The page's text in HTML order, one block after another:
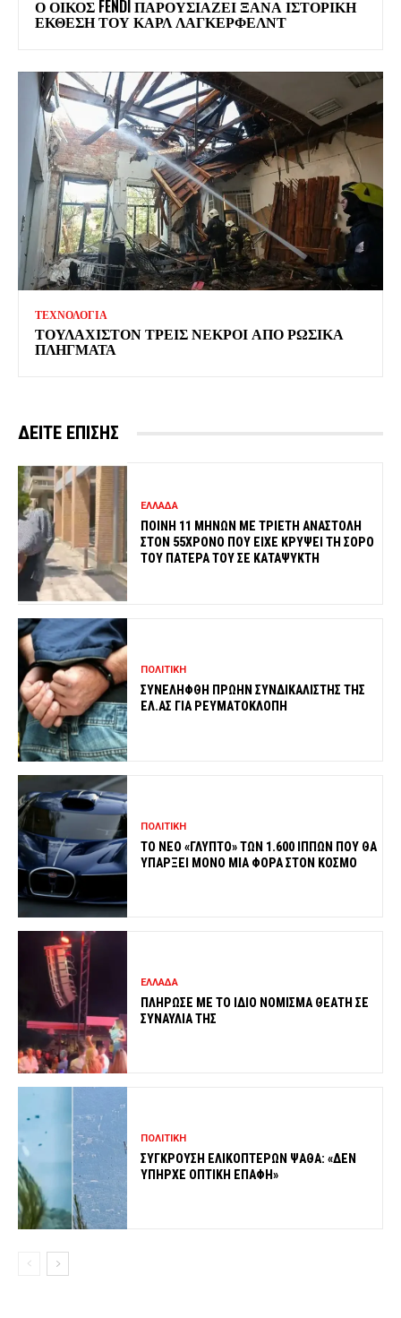
Ο ΟΙΚΟΣ FENDI ΠΑΡΟΥΣΙΑΖΕΙ ΞΑΝΑ ΙΣΤΟΡΙΚΗ
ΕΚΘΕΣΗ ΤΟΥ ΚΑΡΛ ΛΑΓΚΕΡΦΕΛΝΤ
ΤΕΧΝΟΛΟΓΙΑ
ΤΟΥΛΑΧΙΣΤΟΝ ΤΡΕΙΣ ΝΕΚΡΟΙ ΑΠΟ ΡΩΣΙΚΑ
ΠΛΗΓΜΑΤΑ
ΔΕΙΤΕ ΕΠΙΣΗΣ
ΕΛΛΑΔΑ
ΠΟΙΝΗ 11 ΜΗΝΩΝ ΜΕ ΤΡΙΕΤΗ ΑΝΑΣΤΟΛΗ
ΣΤΟΝ 55ΧΡΟΝΟ ΠΟΥ ΕΙΧΕ ΚΡΥΨΕΙ ΤΗ ΣΟΡΟ
ΤΟΥ ΠΑΤΕΡΑ ΤΟΥ ΣΕ ΚΑΤΑΨΥΚΤΗ
ΠΟΛΙΤΙΚΗ
ΣΥΝΕΛΗΦΘΗ ΠΡΩΗΝ ΣΥΝΔΙΚΑΛΙΣΤΗΣ ΤΗΣ
ΕΛ.ΑΣ ΓΙΑ ΡΕΥΜΑΤΟΚΛΟΠΗ
ΠΟΛΙΤΙΚΗ
ΤΟ ΝΕΟ «ΓΛΥΠΤΟ» ΤΩΝ 1.600 ΙΠΠΩΝ ΠΟΥ ΘΑ
ΥΠΑΡΞΕΙ ΜΟΝΟ ΜΙΑ ΦΟΡΑ ΣΤΟΝ ΚΟΣΜΟ
ΕΛΛΑΔΑ
ΠΛΗΡΩΣΕ ΜΕ ΤΟ ΙΔΙΟ ΝΟΜΙΣΜΑ ΘΕΑΤΗ ΣΕ
ΣΥΝΑΥΛΙΑ ΤΗΣ
ΠΟΛΙΤΙΚΗ
ΣΥΓΚΡΟΥΣΗ ΕΛΙΚΟΠΤΕΡΩΝ ΨΑΘΑ: «ΔΕΝ
ΥΠΗΡΧΕ ΟΠΤΙΚΗ ΕΠΑΦΗ»